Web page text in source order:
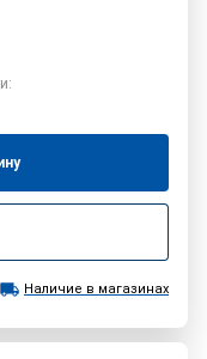
Наличие в магазинах